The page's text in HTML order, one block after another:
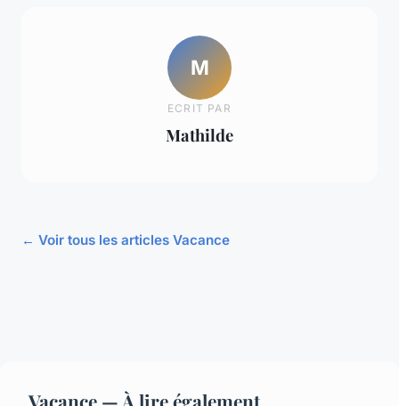
M
ECRIT PAR
Mathilde
← Voir tous les articles Vacance
Vacance — À lire également